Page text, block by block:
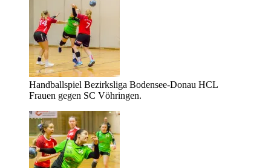
Handballspiel Bezirksliga Bodensee-Donau HCL
Frauen gegen SC Vöhringen.